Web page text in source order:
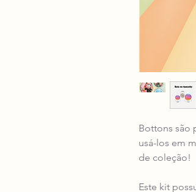
Bottons são
usá-los em
de coleção!
Este kit